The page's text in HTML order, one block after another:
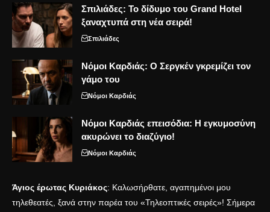
Σπιλιάδες: Το δίδυμο του Grand Hotel
ξαναχτυπά στη νέα σειρά!
Σπιλιάδες
Νόμοι Καρδιάς: Ο Σεργκέν γκρεμίζει τον
γάμο του
Νόμοι Καρδιάς
Νόμοι Καρδιάς επεισόδια: Η εγκυμοσύνη
ακυρώνει το διαζύγιο!
Νόμοι Καρδιάς
Άγιος έρωτας Κυριάκος: Καλωσήρθατε, αγαπημένοι μου
τηλεθεατές, ξανά στην παρέα του «Τηλεοπτικές σειρές»! Σήμερα